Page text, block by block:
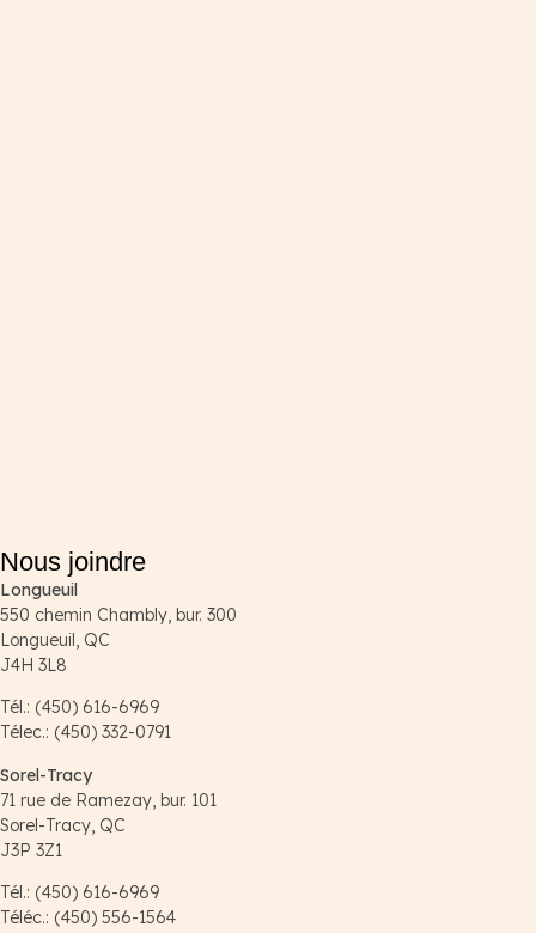
Nous joindre
Longueuil
550 chemin Chambly, bur. 300
Longueuil, QC
J4H 3L8
Tél.: (450) 616-6969
Télec.: (450) 332-0791
Sorel-Tracy
71 rue de Ramezay, bur. 101
Sorel-Tracy, QC
J3P 3Z1
Tél.: (450) 616-6969
Téléc.: (450) 556-1564